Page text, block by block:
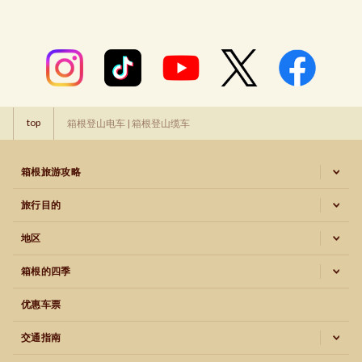
top 箱根登山电车 | 箱根登山缆车
箱根旅游攻略
旅行目的
地区
箱根的四季
优惠车票
交通指南